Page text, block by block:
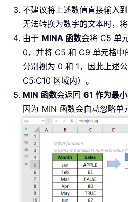
不建议将上述数值直接输入
无法转换为数字的文本时，
由于 MINA 函数会将 C5 单
0，并将 C5 和 C9 单元格中
分别视为 0 和 1，因此上述
C5:C10 区域内）。
MIN 函数会返回 61 作为最
因为 MIN 函数会自动忽略单